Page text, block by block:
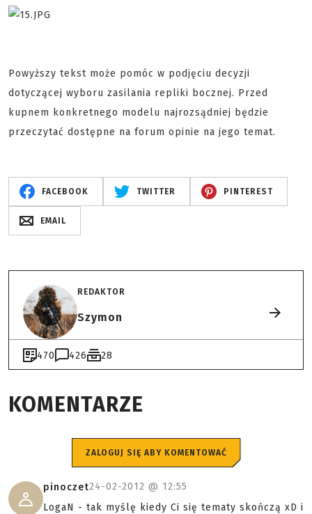
Powyższy tekst może pomóc w podjęciu decyzji
dotyczącej wyboru zasilania repliki bocznej. Przed
kupnem konkretnego modelu najrozsądniej będzie
przeczytać dostępne na forum opinie na jego temat.
FACEBOOK TWITTER PINTEREST
EMAIL
REDAKTOR
Szymon
470 426 28
KOMENTARZE
ZALOGUJ SIĘ ABY KOMENTOWAĆ
pinoczet24-02-2012 @ 12:55
LogaN - tak myślę kiedy Ci się tematy skończą xD i